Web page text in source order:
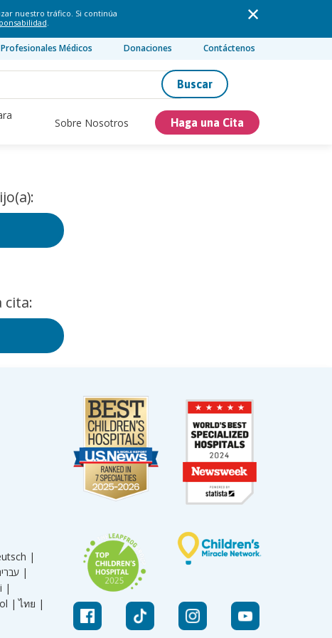
nuestro tráfico. Si continúa
.
Médicos Donaciones Contáctenos
Buscar
Sobre Nosotros Haga una Cita
cita:
|
עברית |
|
| ไทย |